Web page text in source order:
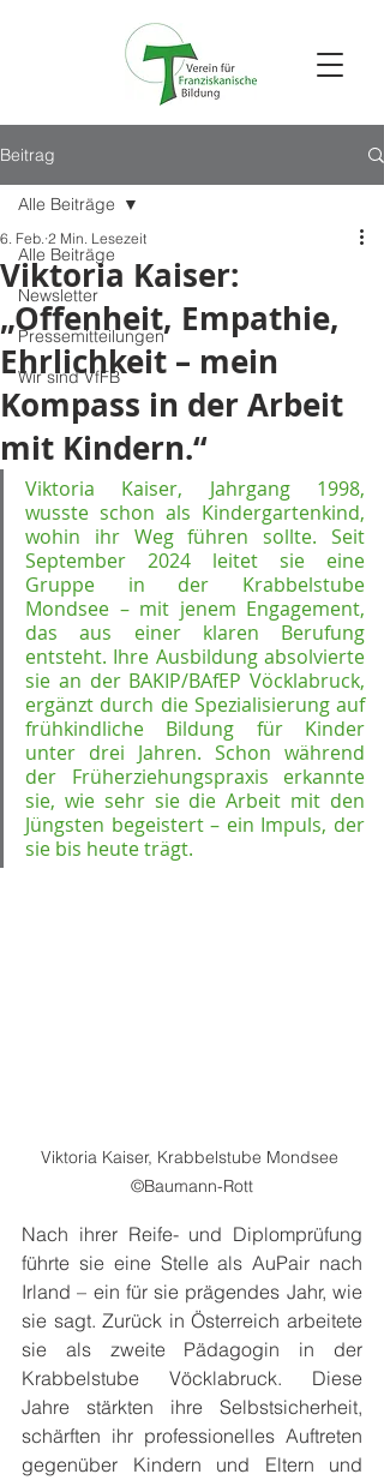
Beitrag
Alle Beiträge
Newsletter
Pressemitteilungen
Wir sind VfFB
Alle Beiträge
Viktoria Kaiser:
„Offenheit, Empathie,
Ehrlichkeit – mein
Kompass in der Arbeit
mit Kindern.“
6. Feb. 2 Min. Lesezeit
Viktoria Kaiser, Jahrgang 1998,
wusste schon als Kindergartenkind,
wohin ihr Weg führen sollte. Seit
September 2024 leitet sie eine
Gruppe in der Krabbelstube
Mondsee – mit jenem Engagement,
das aus einer klaren Berufung
entsteht. Ihre Ausbildung absolvierte
sie an der BAKIP/BAfEP Vöcklabruck,
ergänzt durch die Spezialisierung auf
frühkindliche Bildung für Kinder
unter drei Jahren. Schon während
der Früherziehungspraxis erkannte
sie, wie sehr sie die Arbeit mit den
Jüngsten begeistert – ein Impuls, der
sie bis heute trägt.
Viktoria Kaiser, Krabbelstube Mondsee
©Baumann-Rott
Nach ihrer Reife- und Diplomprüfung
führte sie eine Stelle als AuPair nach
Irland – ein für sie prägendes Jahr, wie
sie sagt. Zurück in Österreich arbeitete
sie als zweite Pädagogin in der
Krabbelstube Vöcklabruck. Diese
Jahre stärkten ihre Selbstsicherheit,
schärften ihr professionelles Auftreten
gegenüber Kindern und Eltern und